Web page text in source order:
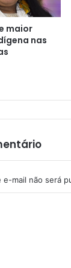
maior
nas
mail não será